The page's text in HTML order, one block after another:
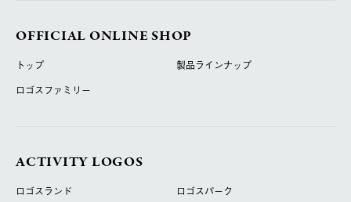
OFFICIAL ONLINE SHOP
トップ
製品ラインナップ
ロゴスファミリー
ACTIVITY LOGOS
ロゴスランド
ロゴスパーク